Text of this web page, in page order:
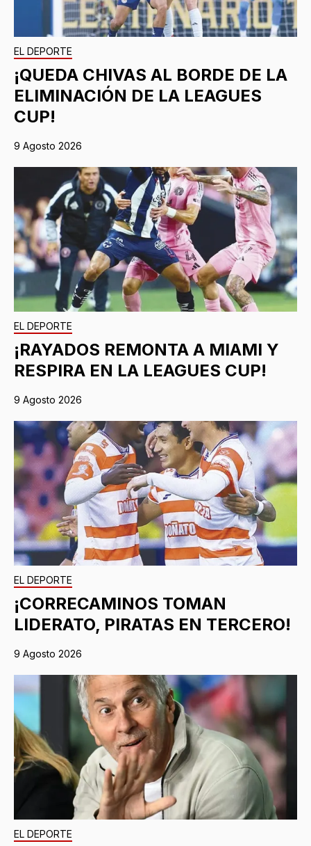
EL DEPORTE
¡QUEDA CHIVAS AL BORDE DE LA
ELIMINACIÓN DE LA LEAGUES
CUP!
9 Agosto 2026
EL DEPORTE
¡RAYADOS REMONTA A MIAMI Y
RESPIRA EN LA LEAGUES CUP!
9 Agosto 2026
EL DEPORTE
¡CORRECAMINOS TOMAN
LIDERATO, PIRATAS EN TERCERO!
9 Agosto 2026
EL DEPORTE